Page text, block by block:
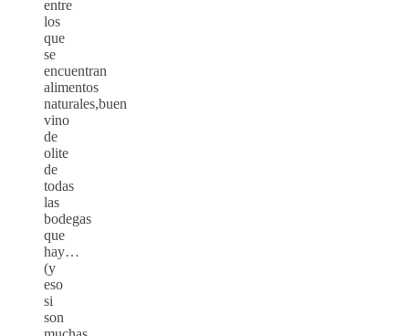
entre
los
que
se
encuentran
alimentos
naturales,buen
vino
de
olite
de
todas
las
bodegas
que
hay…
(y
eso
si
son